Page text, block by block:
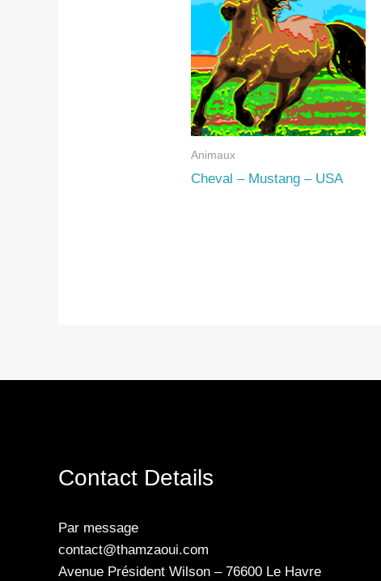
Animaux
Cheval – Mustang – USA
Contact Details
Par message
contact@thamzaoui.com
Avenue Président Wilson – 76600 Le Havre